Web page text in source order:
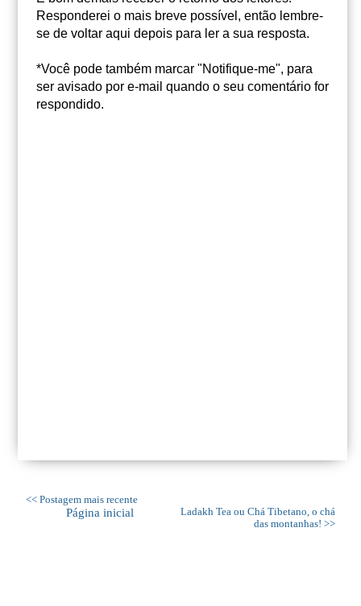
Responderei o mais breve possível, então lembre-
se de voltar aqui depois para ler a sua resposta.
*Você pode também marcar "Notifique-me", para
ser avisado por e-mail quando o seu comentário for
respondido.
<< Postagem mais recente
Ladakh Tea ou Chá Tibetano, o chá
das montanhas! >>
Página inicial